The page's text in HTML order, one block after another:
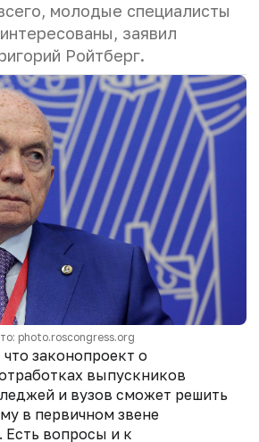
молодые специалисты
заявил
Ройтберг.
photo.roscongress.org
законопроект о
выпускников
и вузов сможет решить
в первичном звене
Есть вопросы и к